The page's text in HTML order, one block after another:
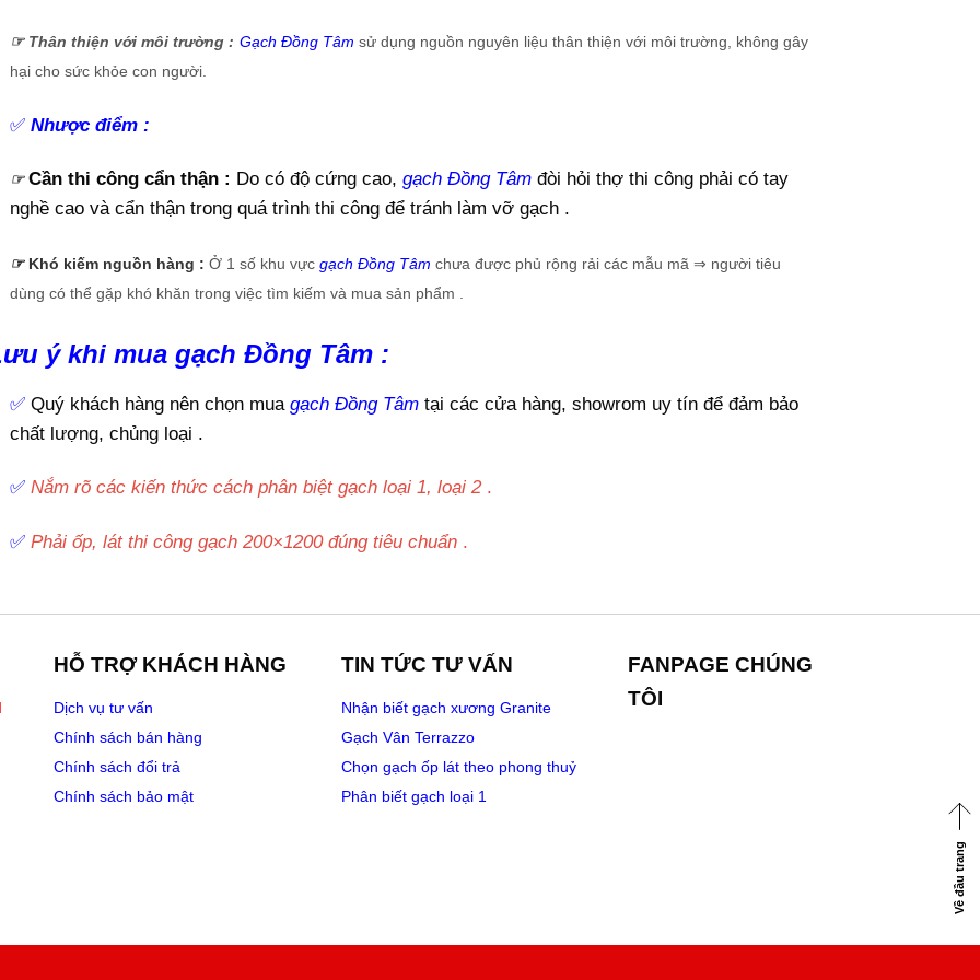
☞ Thân thiện với môi trường : Gạch Đồng Tâm sử dụng nguồn nguyên liệu thân thiện với môi trường, không gây
hại cho sức khỏe con người.
✅ Nhược điểm :
☞Cần thi công cẩn thận : Do có độ cứng cao, gạch Đồng Tâm đòi hỏi thợ thi công phải có tay
nghề cao và cẩn thận trong quá trình thi công để tránh làm vỡ gạch .
☞ Khó kiếm nguồn hàng : Ở 1 số khu vực gạch Đồng Tâm chưa được phủ rộng rải các mẫu mã ⇒ người tiêu
dùng có thể gặp khó khăn trong việc tìm kiếm và mua sản phẩm .
ý khi mua gạch Đồng Tâm :
✅ Quý khách hàng nên chọn mua gạch Đồng Tâm tại các cửa hàng, showrom uy tín để đảm bảo
chất lượng, chủng loại .
✅ Nắm rõ các kiến thức cách phân biệt gạch loại 1, loại 2.
✅ Phải ốp, lát thi công gạch 200×1200 đúng tiêu chuẩn .
HỖ TRỢ KHÁCH HÀNG
Dịch vụ tư vấn
Chính sách bán hàng
Chính sách đổi trả
Chính sách bảo mật
TIN TỨC TƯ VẤN
Nhận biết gạch xương Granite
Gạch Vân Terrazzo
Chọn gạch ốp lát theo phong thuỷ
Phân biết gạch loại 1
FANPAGE CHÚNG
TÔI
Về đầu trang